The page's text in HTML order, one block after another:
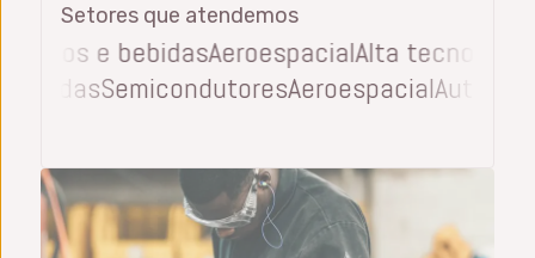
Setores que atendemos
e bebidasAeroespacialAlta tecnologia
bebidasSemicondutoresAeroespacial